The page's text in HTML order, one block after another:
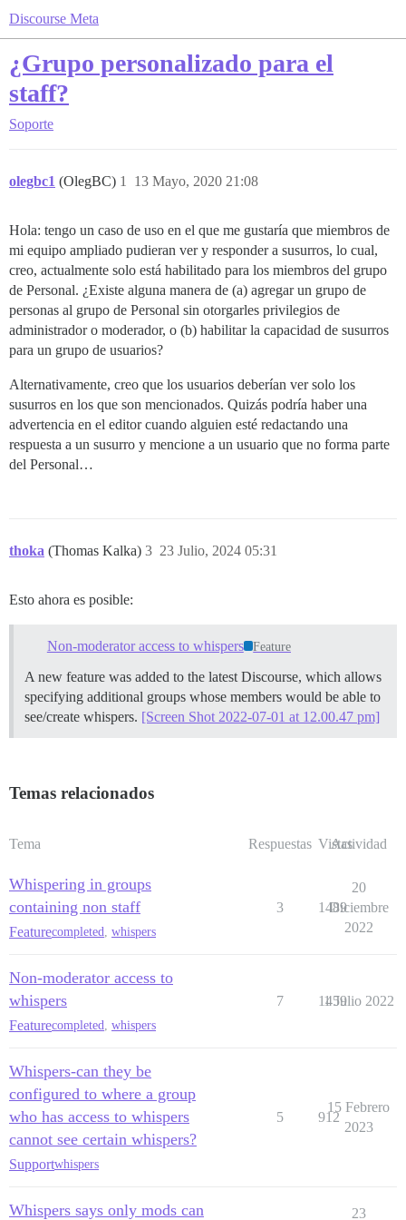
Discourse Meta
¿Grupo personalizado para el
staff?
Soporte
olegbc1 (OlegBC) 13 Mayo, 2020 21:08
1
Hola: tengo un caso de uso en el que me gustaría que miembros de
mi equipo ampliado pudieran ver y responder a susurros, lo cual,
creo, actualmente solo está habilitado para los miembros del grupo
de Personal. ¿Existe alguna manera de (a) agregar un grupo de
personas al grupo de Personal sin otorgarles privilegios de
administrador o moderador, o (b) habilitar la capacidad de susurros
para un grupo de usuarios?
Alternativamente, creo que los usuarios deberían ver solo los
susurros en los que son mencionados. Quizás podría haber una
advertencia en el editor cuando alguien esté redactando una
respuesta a un susurro y mencione a un usuario que no forma parte
del Personal…
thoka (Thomas Kalka) 23 Julio, 2024 05:31
3
Esto ahora es posible:
Non-moderator access to whispers Feature
A new feature was added to the latest Discourse, which allows
specifying additional groups whose members would be able to
see/create whispers. [Screen Shot 2022-07-01 at 12.00.47 pm]
Temas relacionados
Tema Respuestas Vistas
Actividad
Whispering in groups
containing non staff
Featurecompleted, whispers
3 1489
20
Diciembre
2022
Non-moderator access to
whispers
Featurecompleted, whispers
7 1459
1 Julio 2022
Whispers-can they be
configured to where a group
who has access to whispers
cannot see certain whispers?
Supportwhispers
5 912
15 Febrero
2023
Whispers says only mods can 23